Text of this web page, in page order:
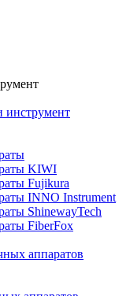
инструмент
KIWI
Fujikura
INNO Instrument
ShinewayTech
FiberFox
аппаратов